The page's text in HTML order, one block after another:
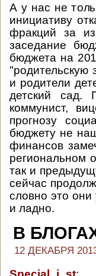
А у нас не
инициативу
фракций за
заседание
бюджета на
"родительскую
и родители
детский сад.
коммунист,
прогнозу
бюджету не
финансов
региональном
так и
сейчас
словно это
и ладно.
В
12 ДЕКАБРЯ